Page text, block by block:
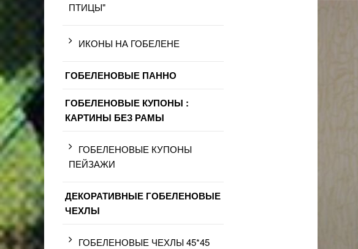
ПТИЦЫ"
ИКОНЫ НА ГОБЕЛЕНЕ
ГОБЕЛЕНОВЫЕ ПАННО
ГОБЕЛЕНОВЫЕ КУПОНЫ :
КАРТИНЫ БЕЗ РАМЫ
ГОБЕЛЕНОВЫЕ КУПОНЫ
ПЕЙЗАЖИ
ДЕКОРАТИВНЫЕ ГОБЕЛЕНОВЫЕ
ЧЕХЛЫ
ГОБЕЛЕНОВЫЕ ЧЕХЛЫ 45*45